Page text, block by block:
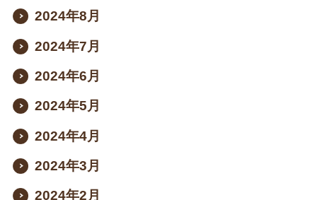
2024年8月
2024年7月
2024年6月
2024年5月
2024年4月
2024年3月
2024年2月